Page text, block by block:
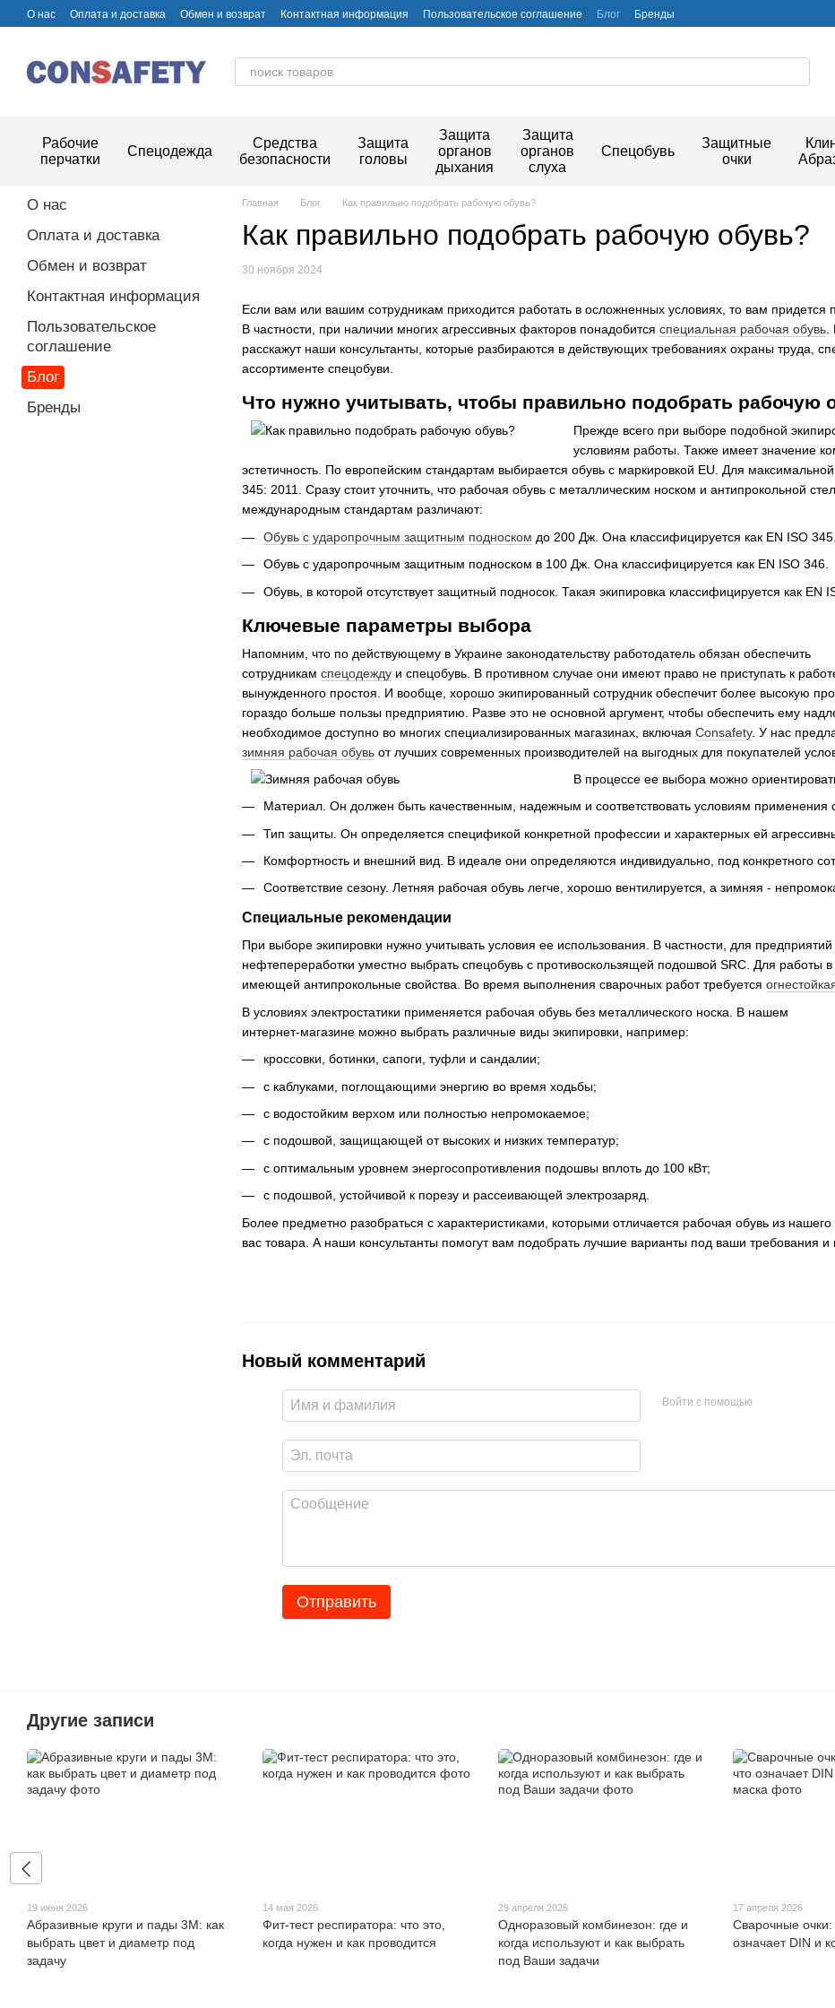
Перейти к основному контенту
О нас Оплата и доставка Обмен и возврат Контактная информация Пользовательское соглашение Блог Бренды
Рабочие
перчатки
Спецодежда
Средства
безопасности
Защита
головы
Защита
органов
дыхания
Защита
органов
слуха
Спецобувь
Защитные
очки
Главная Блог Как правильно подобрать рабочую обувь?
Как правильно подобрать рабочую обувь?
30 ноября 2024
Если вам или вашим сотрудникам приходится работать в осложненных условиях, то вам
В частности, при наличии многих агрессивных факторов понадобится специальная рабочая обувь.
расскажут наши консультанты, которые разбираются в действующих требованиях охраны труда,
ассортименте спецобуви.
Что нужно учитывать, чтобы правильно подобрать рабочую
Прежде всего при выборе подобной
условиям работы. Также имеет значение
эстетичность. По европейским стандартам выбирается обувь с маркировкой EU. Для
345: 2011. Сразу стоит уточнить, что рабочая обувь с металлическим носком и антипрокольной
международным стандартам различают:
Обувь с ударопрочным защитным подноском до 200 Дж. Она классифицируется как EN ISO 345.
Обувь с ударопрочным защитным подноском в 100 Дж. Она классифицируется как EN ISO 346.
Обувь, в которой отсутствует защитный подносок. Такая экипировка классифицируется как EN
Ключевые параметры выбора
Напомним, что по действующему в Украине законодательству работодатель обязан обеспечить
сотрудникам спецодежду и спецобувь. В противном случае они имеют право не приступать к
вынужденного простоя. И вообще, хорошо экипированный сотрудник обеспечит более высокую
гораздо больше пользы предприятию. Разве это не основной аргумент, чтобы обеспечить ему
необходимое доступно во многих специализированных магазинах, включая Consafety. У нас
зимняя рабочая обувь от лучших современных производителей на выгодных для покупателей
В процессе ее выбора можно
Материал. Он должен быть качественным, надежным и соответствовать условиям применения
Тип защиты. Он определяется спецификой конкретной профессии и характерных ей
Комфортность и внешний вид. В идеале они определяются индивидуально, под конкретного
Соответствие сезону. Летняя рабочая обувь легче, хорошо вентилируется, а зимняя -
Специальные рекомендации
При выборе экипировки нужно учитывать условия ее использования. В частности, для
нефтепереработки уместно выбрать спецобувь с противоскользящей подошвой SRC. Для работы
имеющей антипрокольные свойства. Во время выполнения сварочных работ требуется
В условиях электростатики применяется рабочая обувь без металлического носка. В нашем
интернет-магазине можно выбрать различные виды экипировки, например:
кроссовки, ботинки, сапоги, туфли и сандалии;
с каблуками, поглощающими энергию во время ходьбы;
с водостойким верхом или полностью непромокаемое;
с подошвой, защищающей от высоких и низких температур;
с оптимальным уровнем энергосопротивления подошвы вплоть до 100 кВт;
с подошвой, устойчивой к порезу и рассеивающей электрозаряд.
Более предметно разобраться с характеристиками, которыми отличается рабочая обувь из
вас товара. А наши консультанты помогут вам подобрать лучшие варианты под ваши требования
Новый комментарий
Войти с помощью
Отправить
О нас
Оплата и доставка
Обмен и возврат
Контактная информация
Пользовательское
соглашение
Блог
Бренды
Другие записи
19 июня 2026
Абразивные круги и пады 3M: как
выбрать цвет и диаметр под
задачу
14 мая 2026
Фит-тест респиратора: что это,
когда нужен и как проводится
29 апреля 2026
Одноразовый комбинезон: где и
когда используют и как выбрать
под Ваши задачи
17 апреля 2026
Сварочные очки:
означает DIN и